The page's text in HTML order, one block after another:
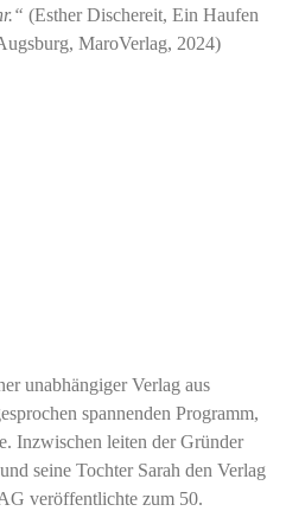
(Esther Dischereit, Ein Haufen
MaroVerlag, 2024)
unabhängiger Verlag aus
spannenden Programm,
Inzwischen leiten der Gründer
seine Tochter Sarah den Verlag
veröffentlichte zum 50.